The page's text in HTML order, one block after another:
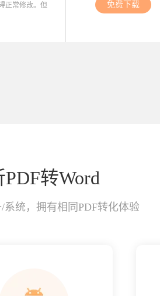
正常修改。但
免费下载
转Word
系统，拥有相同PDF转化体验